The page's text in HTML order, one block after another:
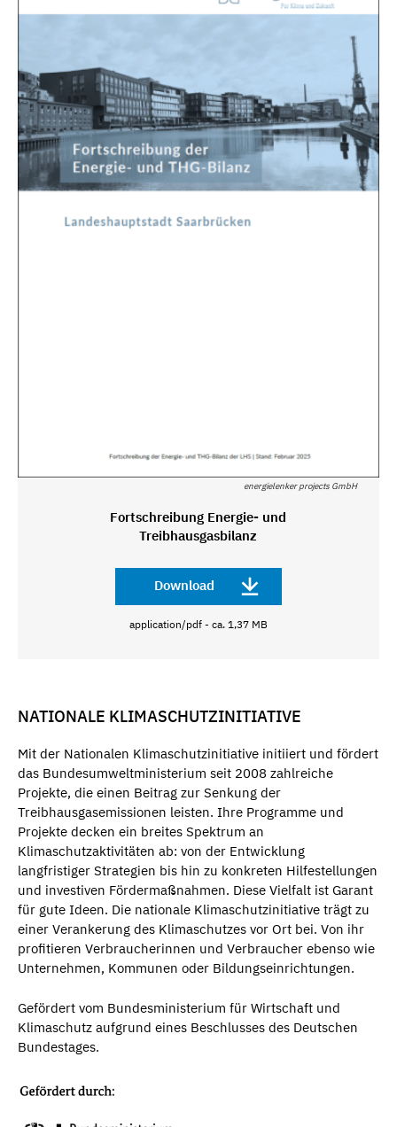
energielenker projects GmbH
Fortschreibung Energie- und
Treibhausgasbilanz
Download
application/pdf - ca. 1,37 MB
NATIONALE KLIMASCHUTZINITIATIVE
Mit der Nationalen Klimaschutzinitiative initiiert und fördert
das Bundesumweltministerium seit 2008 zahlreiche
Projekte, die einen Beitrag zur Senkung der
Treibhausgasemissionen leisten. Ihre Programme und
Projekte decken ein breites Spektrum an
Klimaschutzaktivitäten ab: von der Entwicklung
langfristiger Strategien bis hin zu konkreten Hilfestellungen
und investiven Fördermaßnahmen. Diese Vielfalt ist Garant
für gute Ideen. Die nationale Klimaschutzinitiative trägt zu
einer Verankerung des Klimaschutzes vor Ort bei. Von ihr
profitieren Verbraucherinnen und Verbraucher ebenso wie
Unternehmen, Kommunen oder Bildungseinrichtungen.
Gefördert vom Bundesministerium für Wirtschaft und
Klimaschutz aufgrund eines Beschlusses des Deutschen
Bundestages.